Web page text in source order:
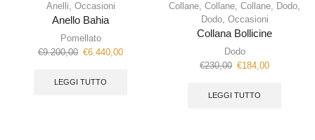
Anelli, Occasioni
Anello Bahia
Pomellato
€9.200,00 €6.440,00
LEGGI TUTTO
Collane, Collane, Collane, Dodo,
Dodo, Occasioni
Collana Bollicine
Dodo
€230,00 €184,00
LEGGI TUTTO